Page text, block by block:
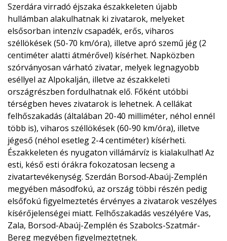
Szerdára virradó éjszaka északkeleten újabb
hullámban alakulhatnak ki zivatarok, melyeket
elsősorban intenzív csapadék, erős, viharos
széllökések (50-70 km/óra), illetve apró szemű jég (2
centiméter alatti átmérővel) kísérhet. Napközben
szórványosan várható zivatar, melyek legnagyobb
eséllyel az Alpokalján, illetve az északkeleti
országrészben fordulhatnak elő. Főként utóbbi
térségben heves zivatarok is lehetnek. A cellákat
felhőszakadás (általában 20-40 milliméter, néhol ennél
több is), viharos széllökések (60-90 km/óra), illetve
jégeső (néhol esetleg 2-4 centiméter) kísérheti.
Északkeleten és nyugaton villámárvíz is kialakulhat! Az
esti, késő esti órákra fokozatosan lecseng a
zivatartevékenység. Szerdán Borsod-Abaúj-Zemplén
megyében másodfokú, az ország többi részén pedig
elsőfokú figyelmeztetés érvényes a zivatarok veszélyes
kísérőjelenségei miatt. Felhőszakadás veszélyére Vas,
Zala, Borsod-Abaúj-Zemplén és Szabolcs-Szatmár-
Bereg megyében figyelmeztetnek.